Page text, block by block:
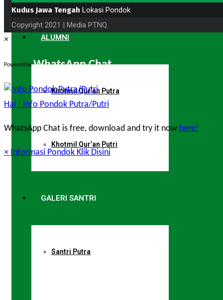
ALUMNI
Khotmil Qur’an Putra
Khotmil Qur’an Putri
GALERI SANTRI
Santri Putra
Kudus Jawa Tengah Lokasi Pondok
Copyright 2021 | Media PTNQ
×
Powered by WhatsApp Chat
Hai ! Info Pondok Putra/Putri
WhatsApp Chat is free, download and try it now here!
× Informasi Pondok Klik Disini